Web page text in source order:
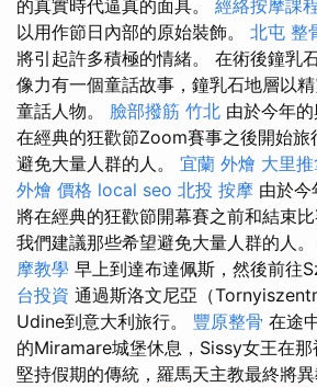
的真實時代逼真的面具。 經絡按摩課
以用作節日內部的原始裝飾。 北屯 整
將引起許多積極的情緒。 在術後鐘乳
像力有一個童話故事，鐘乳石地層以
童話人物。 臉部撥筋 竹北 由於今年
在經典的狂歡節Zoom賽事之後開始旅
避免大量人群的人。 宜蘭 外燴 大里
外燴 價格 local seo 北投 按摩 由於今
將在經典的狂歡節開幕賽之前和結束
我們建議那些希望避免大量人群的人。
摩教學 早上到達布達佩斯，然後前往
台投資 通過斯洛文尼亞（
Udine到意大利旅行。 豐原整骨 在途
的Miramare城堡休息，Sissy女王在
堅持假期的傳統，羅馬天主教最終將